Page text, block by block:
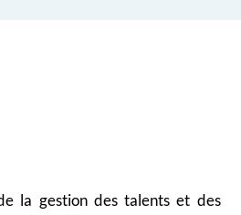
la gestion des talents et des